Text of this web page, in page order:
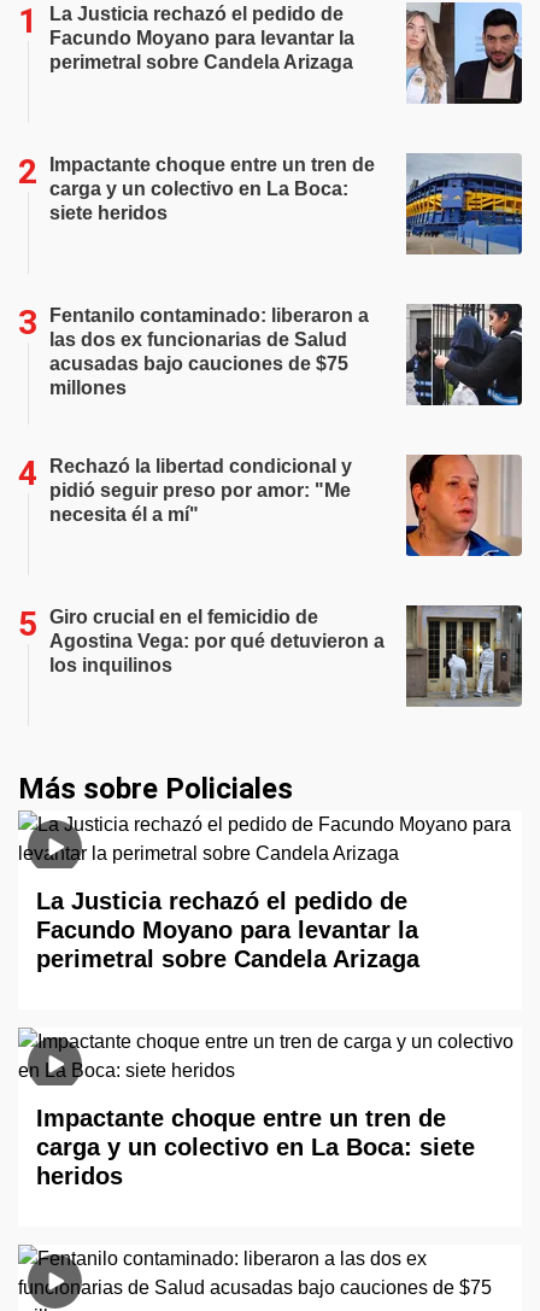
La Justicia rechazó el pedido de
Facundo Moyano para levantar la
perimetral sobre Candela Arizaga
Impactante choque entre un tren de
carga y un colectivo en La Boca:
siete heridos
Fentanilo contaminado: liberaron a
las dos ex funcionarias de Salud
acusadas bajo cauciones de $75
millones
Rechazó la libertad condicional y
pidió seguir preso por amor: "Me
necesita él a mí"
Giro crucial en el femicidio de
Agostina Vega: por qué detuvieron a
los inquilinos
Más sobre Policiales
La Justicia rechazó el pedido de
Facundo Moyano para levantar la
perimetral sobre Candela Arizaga
Impactante choque entre un tren de
carga y un colectivo en La Boca: siete
heridos